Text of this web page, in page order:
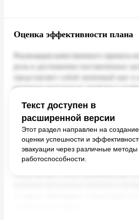
Оценка эффективности плана
Текст доступен в
расширенной версии
Этот раздел направлен на
оценки успешности и
эвакуации через различные методы
работоспособности.